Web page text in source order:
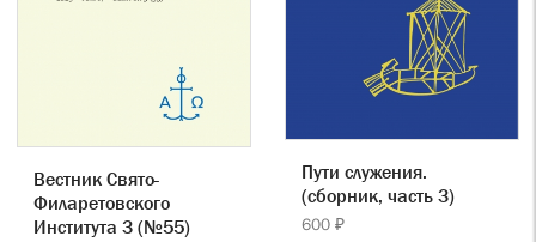
Вестник Свято-
Филаретовского
Института 3 (№55)
Пути служения.
(сборник, часть 3)
600 ₽